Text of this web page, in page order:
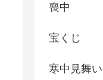
喪中
宝くじ
寒中見舞い